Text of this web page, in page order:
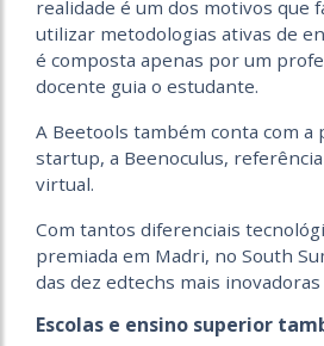
realidade é um dos motivos que
utilizar metodologias ativas de
é composta apenas por um
docente guia o estudante.
A Beetools também conta com a
startup, a Beenoculus,
virtual.
Com tantos diferenciais
premiada em Madri, no South
das dez edtechs mais
Escolas e ensino superior